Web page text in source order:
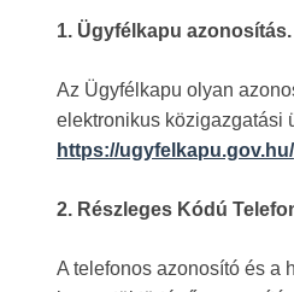
1. Ügyfélkapu azonosítás.
Az Ügyfélkapu olyan
elektronikus közigazgatási
https://ugyfelkapu.gov.hu/
2. Részleges Kódú
A telefonos azonosító és a